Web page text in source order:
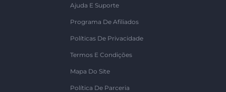
Ajuda E Suporte
Programa De Afiliados
Políticas De Privacidade
Termos E Condições
Mapa Do Site
Política De Parceria